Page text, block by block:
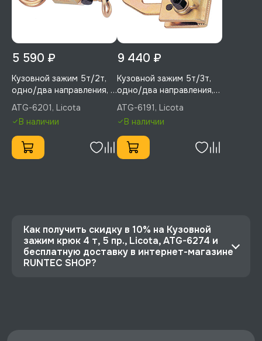
5 590 ₽
Кузовной зажим 5т/2т,
одно/два направления, с
узким захватом, Licota,
ATG-6201
ATG-6201, Licota
В наличии
9 440 ₽
Кузовной зажим 5т/3т,
одно/два направления,
Licota, ATG-6191
ATG-6191, Licota
В наличии
Как получить скидку в 10% на Кузовной
зажим крюк 4 т, 5 пр., Licota, ATG-6274 и
бесплатную доставку в интернет-магазине
RUNTEC SHOP?